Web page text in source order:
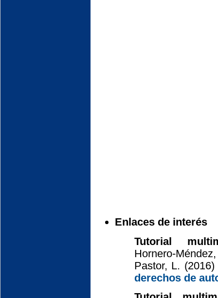
Enlaces de interés
Tutorial
Hornero-
Pastor, L.
derechos de